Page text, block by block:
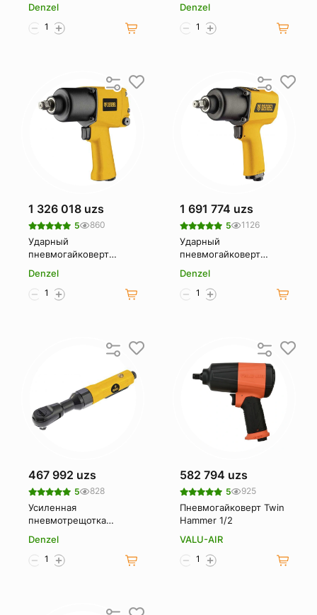
57470
Denzel Denzel
1 326 018 uzs
5 860
Ударный
пневмогайковерт
головок 57473
Denzel
1 691 774 uzs
5 1126
Ударный
пневмогайковерт
8800 об/мин, 1490 Нм
57474
Denzel
467 992 uzs
5 828
Усиленная
пневмотрещотка
Denzel
582 794 uzs
5 925
Пневмогайковерт Twin
Hammer 1/2
VALU-AIR